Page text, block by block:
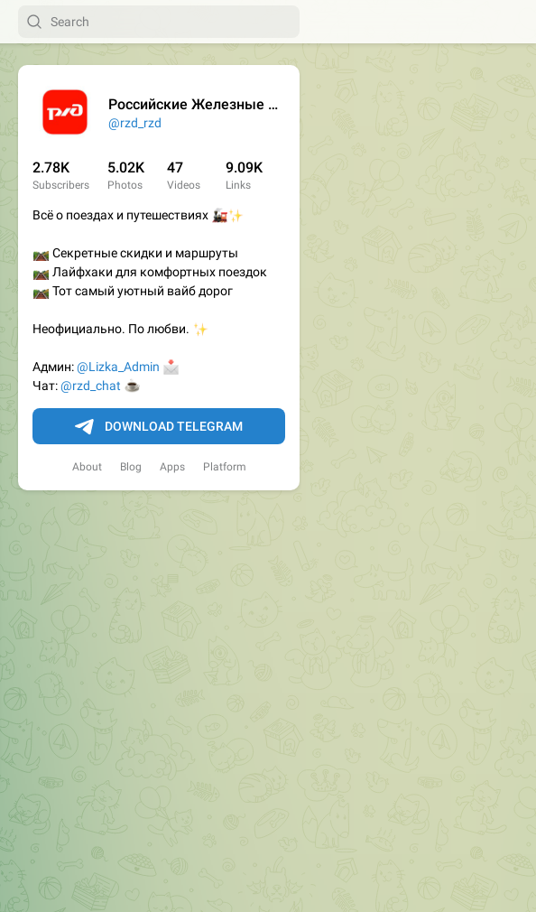
Российские Железные Дороги
@rzd_rzd
2.78K
Subscribers
5.02K
Photos
47
Videos
9.09K
Links
Всё о поездах и путешествиях
🚂
✨
Секретные скидки и маршруты
Лайфхаки для комфортных поездок
Тот самый уютный вайб дорог
​Неофициально. По любви.
✨
​Админ:@Lizka_Admin
📩
Чат:@rzd_chat
☕️
DOWNLOAD TELEGRAM
About Blog Apps Platform